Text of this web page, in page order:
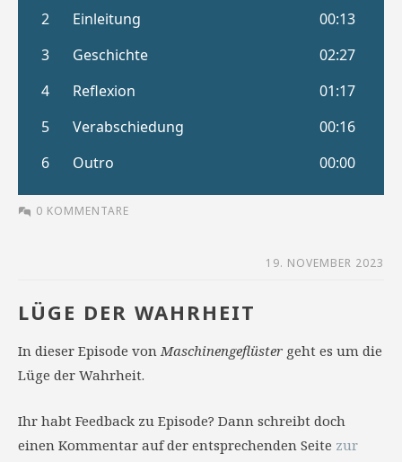
0 KOMMENTARE
19. NOVEMBER 2023
LÜGE DER WAHRHEIT
In dieser Episode vonMaschinengeflüster geht es um die
Lüge der Wahrheit.
Ihr habt Feedback zu Episode? Dann schreibt doch
einen Kommentar auf der entsprechenden Seite zur